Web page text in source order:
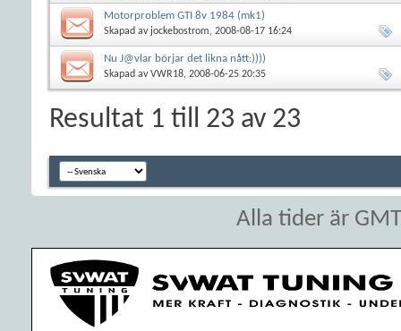
Motorproblem GTI 8v 1984 (mk1)
Skapad av jockebostrom, 2008-08-17 16:24
Nu J@vlar börjar det likna nått:))))
Skapad avVWR18, 2008-06-25 20:35
Resultat 1 till 23 av 23
Alla tider är